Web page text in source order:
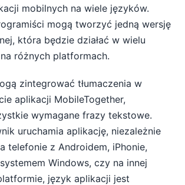
mobilnych na wiele języków.
mogą tworzyć jedną wersję
która będzie działać w wielu
różnych platformach.
zintegrować tłumaczenia w
aplikacji MobileTogether,
wymagane frazy tekstowe.
uruchamia aplikację, niezależnie
telefonie z Androidem, iPhonie,
Windows, czy na innej
język aplikacji jest